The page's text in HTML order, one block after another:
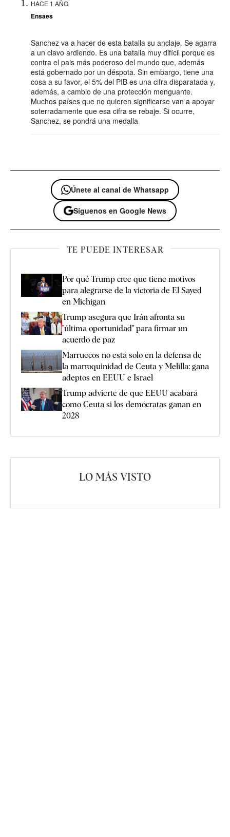
HACE 1 AÑO
Ensaes
Sanchez va a hacer de esta batalla su anclaje. Se agarra
a un clavo ardiendo. Es una batalla muy difícil porque es
contra el pais más poderoso del mundo que, además
está gobernado por un déspota. Sin embargo, tiene una
cosa a su favor, el 5% del PIB es una cifra disparatada y,
además, a cambio de una protección menguante.
Muchos países que no quieren significarse van a apoyar
soterradamente que esa cifra se rebaje. Si ocurre,
Sanchez, se pondrá una medalla
Únete al canal de Whatsapp
Síguenos en Google News
TE PUEDE INTERESAR
Por qué Trump cree que tiene motivos
para alegrarse de la victoria de El Sayed
en Michigan
Trump asegura que Irán afronta su
"última oportunidad" para firmar un
acuerdo de paz
Marruecos no está solo en la defensa de
la marroquinidad de Ceuta y Melilla: gana
adeptos en EEUU e Israel
Trump advierte de que EEUU acabará
como Ceuta si los demócratas ganan en
2028
LO MÁS VISTO